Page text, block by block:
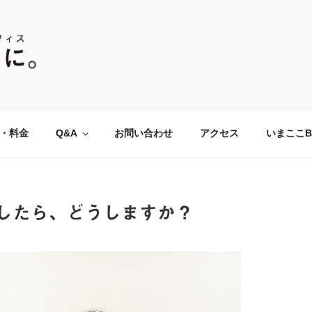
ここに。』全国オンラ
料金 Q&A お問い合わせ アクセス いまここ
たら、どうしますか？